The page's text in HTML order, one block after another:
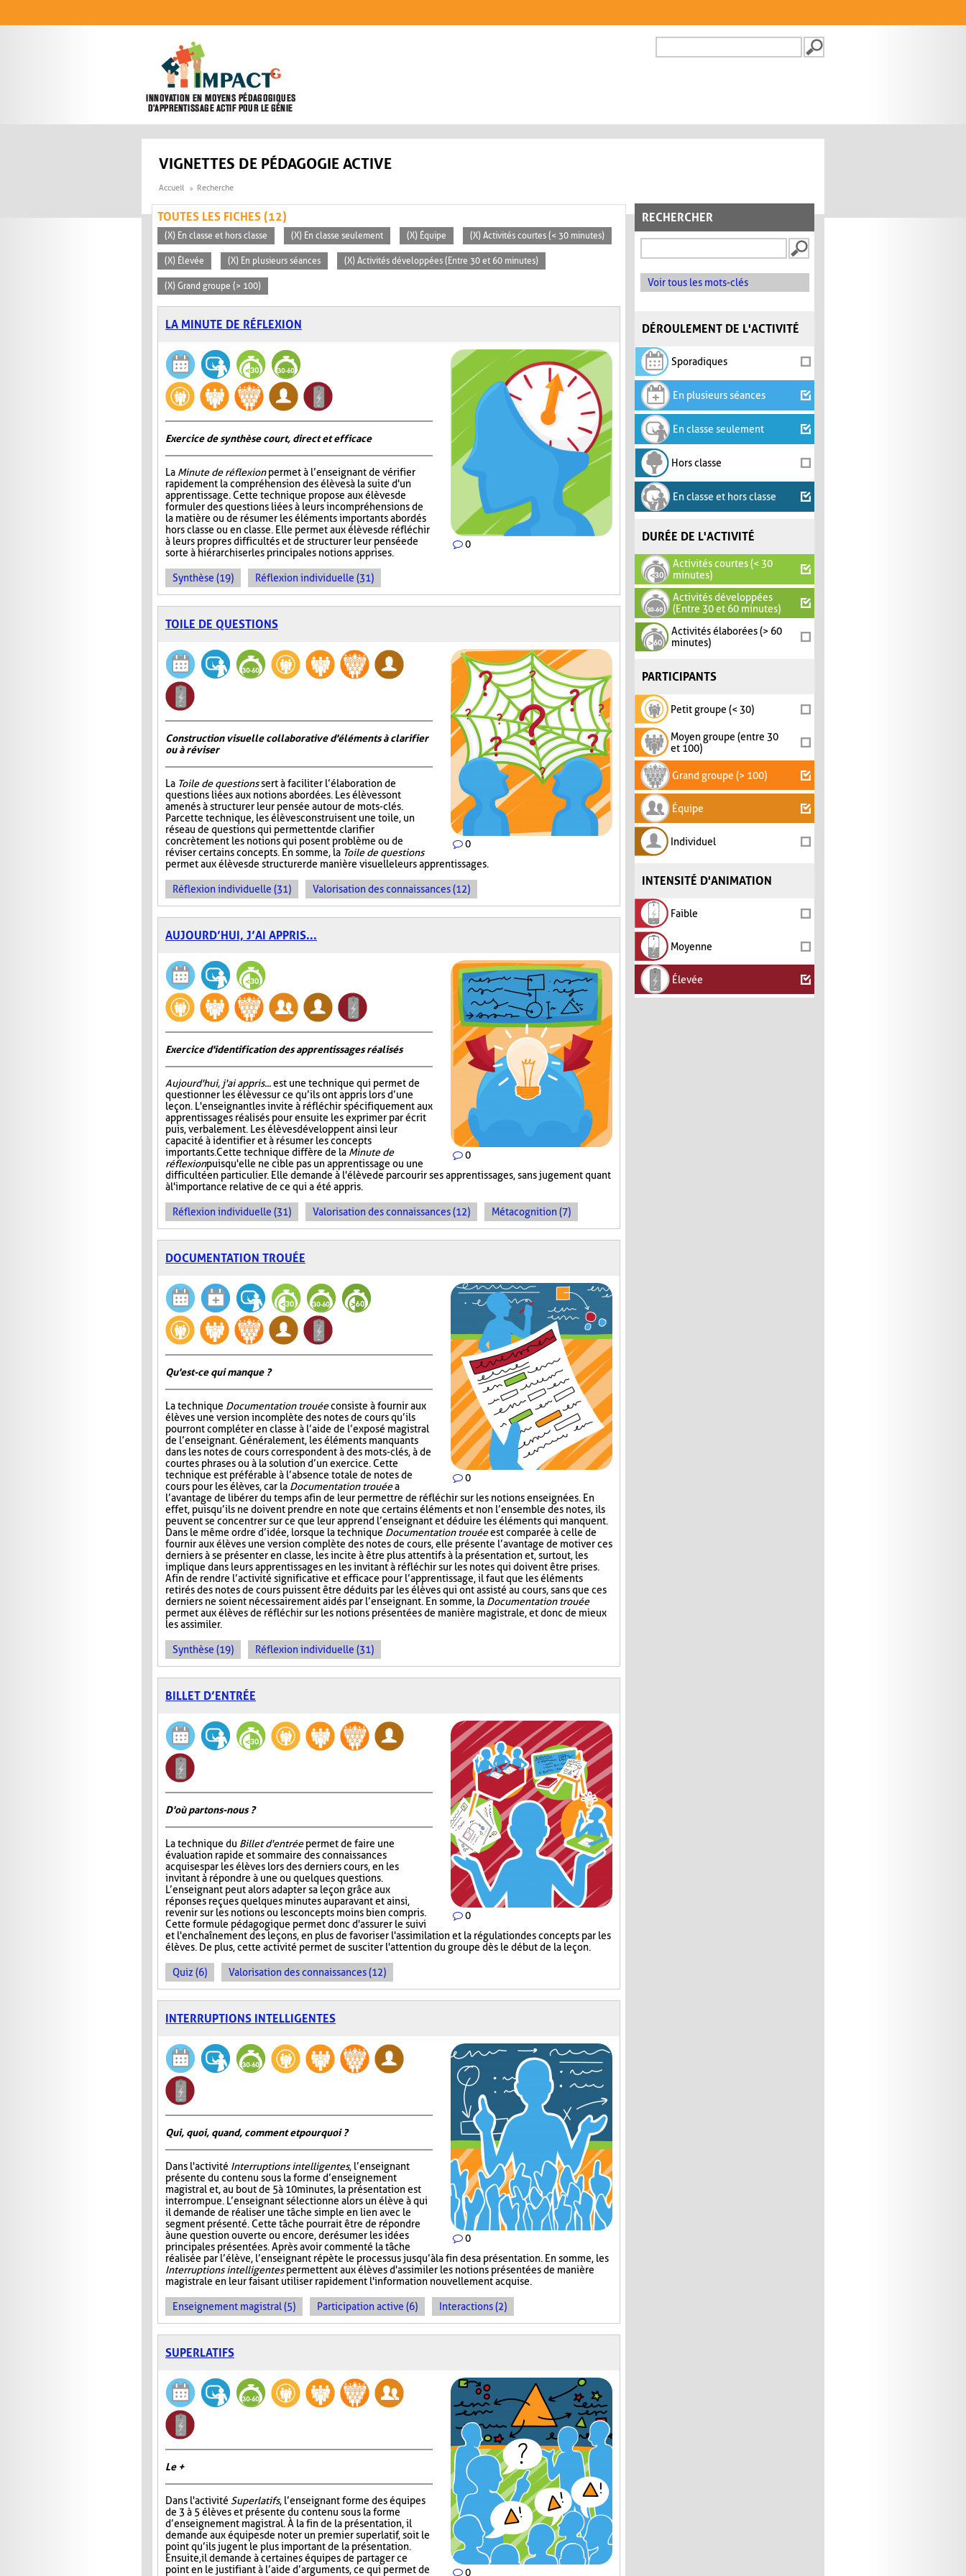
FORMULAIRE DE
VIGNETTES DE PÉDAGOGIE ACTIVE
Accueil Recherche
RECHERCHER
Voir tous les mots-clés
DÉROULEMENT DE L'ACTIVITÉ
Sporadiques
En plusieurs séances
En classe seulement
Hors classe
En classe et hors classe
DURÉE DE L'ACTIVITÉ
Activités courtes (< 30
minutes)
Activités développées
(Entre 30 et 60 minutes)
Activités élaborées (> 60
minutes)
PARTICIPANTS
Petit groupe (< 30)
Moyen groupe (entre 30
et 100)
Grand groupe (> 100)
Équipe
Individuel
INTENSITÉ D'ANIMATION
Faible
Moyenne
Élevée
TOUTES LES FICHES (12)
(X) En classe et hors classe (X) En classe seulement (X) Équipe (X) Activités courtes (< 30 minutes)
(X) Élevée (X) En plusieurs séances (X) Activités développées (Entre 30 et 60 minutes)
(X) Grand groupe (> 100)
LA MINUTE DE RÉFLEXION
0
Exercice de synthèse court, direct et efficace
La Minute de réflexionpermet à l’enseignant de vérifier
rapidement la compréhension des élèves à la suite d'un
apprentissage. Cette technique propose aux élèves de
formuler des questions liées à leurs incompréhensions de
la matière ou de résumer les éléments importants abordés
hors classe ou en classe. Elle permet aux élèves de réfléchir
à leurs propres difficultés et de structurer leur pensée de
sorte à hiérarchiser les principales notions apprises.
Synthèse (19) Réflexion individuelle (31)
TOILE DE QUESTIONS
0
Construction visuelle collaborative d'éléments à clarifier
ou à réviser
La Toile de questionssert à faciliter l’élaboration de
questions liées aux notions abordées. Les élèves sont
amenés à structurer leur pensée autour de mots-clés.
Par cette technique, les élèves construisent une toile, un
réseau de questions qui permettent de clarifier
concrètement les notions qui posent problème ou de
réviser certains concepts. En somme, la Toile de questions
permet aux élèves de structurer de manière visuelle leurs apprentissages.
Réflexion individuelle (31) Valorisation des connaissances (12)
AUJOURD’HUI, J’AI APPRIS...
0
Exercice d'identification des apprentissages réalisés
Aujourd'hui, j'ai appris...est une technique qui permet de
questionner les élèves sur ce qu’ils ont appris lors d’une
leçon. L'enseignant les invite à réfléchir spécifiquement aux
apprentissages réalisés pour ensuite les exprimer par écrit
puis, verbalement. Les élèves développent ainsi leur
capacité à identifier et à résumer les concepts
importants. Cette technique diffère de la Minute de
réflexionpuisqu'elle ne cible pas un apprentissage ou une
difficulté en particulier. Elle demande à l'élève de parcourir ses apprentissages, sans jugement quant
à l'importance relative de ce qui a été appris.
Réflexion individuelle (31) Valorisation des connaissances (12) Métacognition (7)
DOCUMENTATION TROUÉE
0
Qu'est-ce qui manque ?
La technique Documentation trouéeconsiste à fournir aux
élèves une version incomplète des notes de cours qu’ils
pourront compléter en classe à l’aide de l’exposé magistral
de l’enseignant. Généralement, les éléments manquants
dans les notes de cours correspondent à des mots-clés, à de
courtes phrases ou à la solution d’un exercice. Cette
technique est préférable à l’absence totale de notes de
cours pour les élèves, car la Documentation trouéea
l’avantage de libérer du temps afin de leur permettre de réfléchir sur les notions enseignées. En
effet, puisqu’ils ne doivent prendre en note que certains éléments et non l’ensemble des notes, ils
peuvent se concentrer sur ce que leur apprend l’enseignant et déduire les éléments qui manquent.
Dans le même ordre d’idée, lorsque la technique Documentation trouéeest comparée à celle de
fournir aux élèves une version complète des notes de cours, elle présente l’avantage de motiver ces
derniers à se présenter en classe, les incite à être plus attentifs à la présentation et, surtout, les
implique dans leurs apprentissages en les invitant à réfléchir sur les notes qui doivent être prises.
Afin de rendre l’activité significative et efficace pour l’apprentissage, il faut que les éléments
retirés des notes de cours puissent être déduits par les élèves qui ont assisté au cours, sans que ces
derniers ne soient nécessairement aidés par l’enseignant. En somme, la Documentation trouée
permet aux élèves de réfléchir sur les notions présentées de manière magistrale, et donc de mieux
les assimiler.
Synthèse (19) Réflexion individuelle (31)
BILLET D’ENTRÉE
0
D'où partons-nous ?
La technique du Billet d'entréepermet de faire une
évaluation rapide et sommaire des connaissances
acquises par les élèves lors des derniers cours, en les
invitant à répondre à une ou quelques questions.
L’enseignant peut alors adapter sa leçon grâce aux
réponses reçues quelques minutes auparavant et ainsi,
revenir sur les notions ou les concepts moins bien compris.
Cette formule pédagogique permet donc d'assurer le suivi
et l'enchaînement des leçons, en plus de favoriser l'assimilation et la régulation des concepts par les
élèves. De plus, cette activité permet de susciter l'attention du groupe dès le début de la leçon.
Quiz (6) Valorisation des connaissances (12)
INTERRUPTIONS INTELLIGENTES
0
Qui, quoi, quand, comment et pourquoi ?
Dans l'activité Interruptions intelligentes, l’enseignant
présente du contenu sous la forme d’enseignement
magistral et, au bout de 5 à 10 minutes, la présentation est
interrompue. L’enseignant sélectionne alors un élève à qui
il demande de réaliser une tâche simple en lien avec le
segment présenté. Cette tâche pourrait être de répondre
à une question ouverte ou encore, de résumer les idées
principales présentées. Après avoir commenté la tâche
réalisée par l’élève, l’enseignant répète le processus jusqu’à la fin de sa présentation. En somme, les
Interruptions intelligentespermettent aux élèves d'assimiler les notions présentées de manière
magistrale en leur faisant utiliser rapidement l'information nouvellement acquise.
Enseignement magistral (5) Participation active (6) Interactions (2)
SUPERLATIFS
0
Le +
Dans l'activité Superlatifs, l’enseignant forme des équipes
de 3 à 5 élèves et présente du contenu sous la forme
d’enseignement magistral. À la fin de la présentation, il
demande aux équipes de noter un premier superlatif, soit le
point qu’ils jugent le plus important de la présentation.
Ensuite, il demande à certaines équipes de partager ce
point en le justifiant à l’aide d’arguments, ce qui permet de